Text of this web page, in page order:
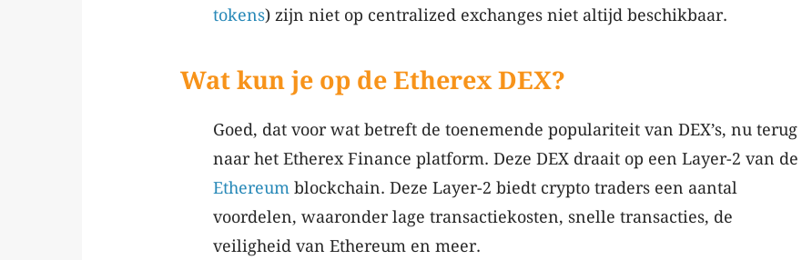
tokens) zijn niet op centralized exchanges niet altijd beschikbaar.
Wat kun je op de Etherex DEX?
Goed, dat voor wat betreft de toenemende populariteit van DEX’s, nu terug
naar het Etherex Finance platform. Deze DEX draait op een Layer-2 van de
Ethereum blockchain. Deze Layer-2 biedt crypto traders een aantal
voordelen, waaronder lage transactiekosten, snelle transacties, de
veiligheid van Ethereum en meer.